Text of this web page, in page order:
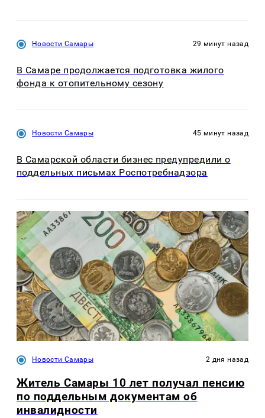
Новости Самары 29 минут назад
В Самаре продолжается подготовка жилого
фонда к отопительному сезону
Новости Самары 45 минут назад
В Самарской области бизнес предупредили о
поддельных письмах Роспотребнадзора
Новости Самары 2 дня назад
Житель Самары 10 лет получал пенсию
по поддельным документам об
инвалидности